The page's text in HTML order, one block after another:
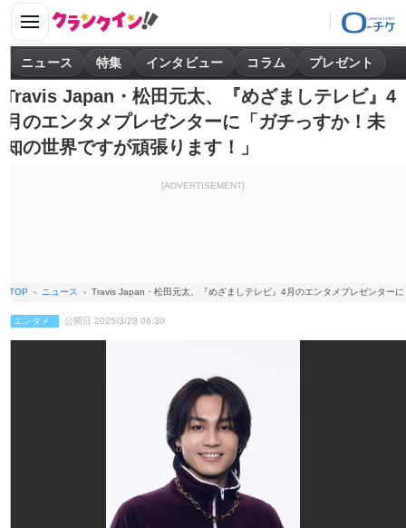
ニュース 特集 インタビュー コラム プレゼント
Travis Japan・松田元太、『めざましテレビ』4
月のエンタメプレゼンターに「ガチっすか！未
知の世界ですが頑張ります！」
[ADVERTISEMENT]
TOP ニュース Travis Japan・松田元太、『めざましテレビ』4月のエンタメプレゼンター
エンタメ 公開日 2025/3/28 06:30